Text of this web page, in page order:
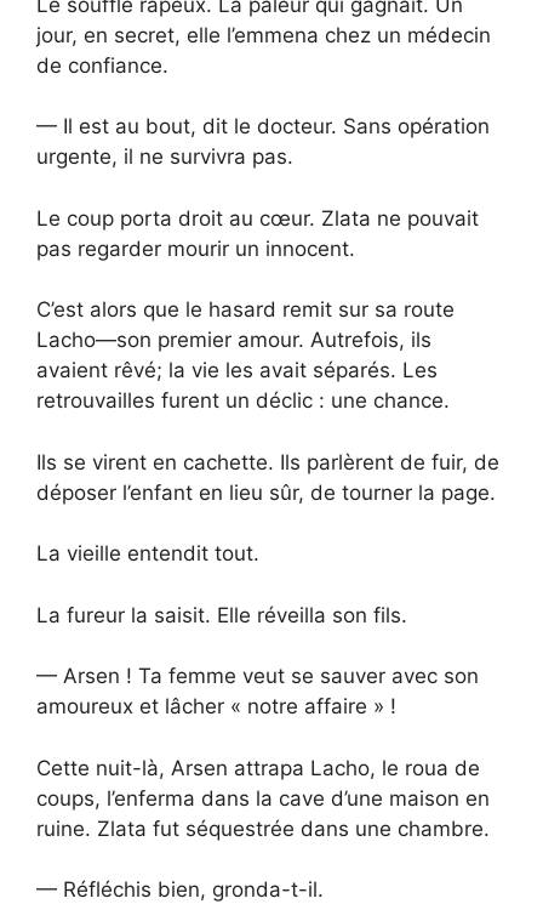
jour, en secret, elle l’emmena chez un médecin
de confiance.
— Il est au bout, dit le docteur. Sans opération
urgente, il ne survivra pas.
Le coup porta droit au cœur. Zlata ne pouvait
pas regarder mourir un innocent.
C’est alors que le hasard remit sur sa route
Lacho—son premier amour. Autrefois, ils
avaient rêvé; la vie les avait séparés. Les
retrouvailles furent un déclic : une chance.
Ils se virent en cachette. Ils parlèrent de fuir, de
déposer l’enfant en lieu sûr, de tourner la page.
La vieille entendit tout.
La fureur la saisit. Elle réveilla son fils.
— Arsen ! Ta femme veut se sauver avec son
amoureux et lâcher « notre affaire » !
Cette nuit-là, Arsen attrapa Lacho, le roua de
coups, l’enferma dans la cave d’une maison en
ruine. Zlata fut séquestrée dans une chambre.
— Réfléchis bien, gronda-t-il.